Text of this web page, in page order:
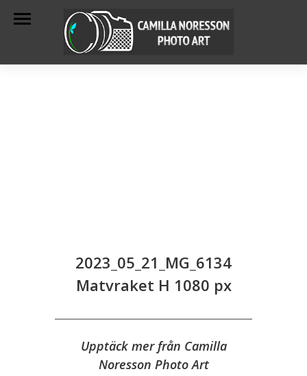
2023_05_21_MG_6134
Matvraket H 1080 px
Upptäck mer från Camilla
Noresson Photo Art